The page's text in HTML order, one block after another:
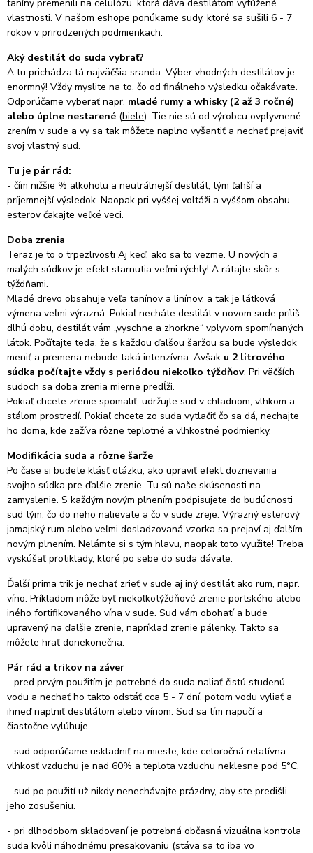
taníny premenili na celulózu, ktorá dáva destilátom vytúžené
vlastnosti. V našom eshope ponúkame sudy, ktoré sa sušili 6 - 7
rokov v prirodzených podmienkach.
Aký destilát do suda vybrať?
A tu prichádza tá najväčšia sranda. Výber vhodných destilátov je
enormný! Vždy myslite na to, čo od finálneho výsledku očakávate.
Odporúčame vyberať napr. mladé rumy a whisky (2 až 3 ročné)
alebo úplne nestarené (biele). Tie nie sú od výrobcu ovplyvnené
zrením v sude a vy sa tak môžete naplno vyšantiť a nechať prejaviť
svoj vlastný sud.
Tu je pár rád:
- čím nižšie % alkoholu a neutrálnejší destilát, tým ľahší a
príjemnejší výsledok. Naopak pri vyššej voltáži a vyššom obsahu
esterov čakajte veľké veci.
Doba zrenia
Teraz je to o trpezlivosti Aj keď, ako sa to vezme. U nových a
malých súdkov je efekt starnutia veľmi rýchly! A rátajte skôr s
týždňami.
Mladé drevo obsahuje veľa tanínov a linínov, a tak je látková
výmena veľmi výrazná. Pokiaľ necháte destilát v novom sude príliš
dlhú dobu, destilát vám „vyschne a zhorkne“ vplyvom spomínaných
látok. Počítajte teda, že s každou ďalšou šaržou sa bude výsledok
meniť a premena nebude taká intenzívna. Avšak u 2 litrového
súdka počítajte vždy s periódou niekoľko týždňov. Pri väčších
sudoch sa doba zrenia mierne predĺži.
Pokiaľ chcete zrenie spomaliť, udržujte sud v chladnom, vlhkom a
stálom prostredí. Pokiaľ chcete zo suda vytlačiť čo sa dá, nechajte
ho doma, kde zažíva rôzne teplotné a vlhkostné podmienky.
Modifikácia suda a rôzne šarže
Po čase si budete klásť otázku, ako upraviť efekt dozrievania
svojho súdka pre ďalšie zrenie. Tu sú naše skúsenosti na
zamyslenie. S každým novým plnením podpisujete do budúcnosti
sud tým, čo do neho nalievate a čo v sude zreje. Výrazný esterový
jamajský rum alebo veľmi dosladzovaná vzorka sa prejaví aj ďalším
novým plnením. Nelámte si s tým hlavu, naopak toto využite! Treba
vyskúšať protiklady, ktoré po sebe do suda dávate.
Ďalší prima trik je nechať zrieť v sude aj iný destilát ako rum, napr.
víno. Príkladom môže byť niekoľkotýždňové zrenie portského alebo
iného fortifikovaného vína v sude. Sud vám obohatí a bude
upravený na ďalšie zrenie, napríklad zrenie pálenky. Takto sa
môžete hrať donekonečna.
Pár rád a trikov na záver
- pred prvým použitím je potrebné do suda naliať čistú studenú
vodu a nechať ho takto odstáť cca 5 - 7 dní, potom vodu vyliať a
ihneď naplniť destilátom alebo vínom. Sud sa tím napučí a
čiastočne vylúhuje.
- sud odporúčame uskladniť na mieste, kde celoročná relatívna
vlhkosť vzduchu je nad 60% a teplota vzduchu neklesne pod 5°C.
- sud po použití už nikdy nenechávajte prázdny, aby ste predišli
jeho zosušeniu.
- pri dlhodobom skladovaní je potrebná občasná vizuálna kontrola
suda kvôli náhodnému presakovaniu (stáva sa to iba vo